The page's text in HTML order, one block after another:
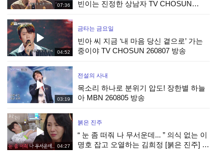
07:36
빈이는 진정한 상남자 TV CHOSUN
04:52
금타는 금요일
빈아 씨 지금 ‘내 마음 당신 곁으로’ 가는
중이야 TV CHOSUN 260807 방송
03:19
전설의 사내
목소리 하나로 분위기 압도! 장한별 하늘
아 MBN 260805 방송
04:27
붉은 진주
“ 눈 좀 떠줘 나 무서운데... ” 의식 없는 이
명호 잡고 오열하는 김희정 [붉은 진주] |